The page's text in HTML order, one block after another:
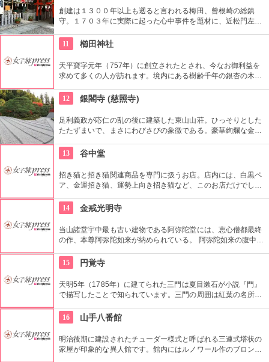
創建は１３００年以上も遡ると言われる梅田、曾根崎の総鎮
守。１７０３年に実際に起った心中事件を題材に、近松門左衛
インの「お初」に因んで「お初神社」と呼ばれるようになりま
した。その恋物語の強い絆にあやかり、現在では縁結びの神社
として親しまれています。
11 櫛田神社
天平寶字元年（757年）に創立されたとされ、今なお御利益を
求めて多くの人が訪れます。境内にある樹齢千年の銀杏の木は
ができます。
12 銀閣寺 (慈照寺)
足利義政が応仁の乱の後に建築した東山山荘。ひっそりとした
たたずまいで、まさにわびさびの象徴である。豪華絢爛な金閣
13
谷中堂
招き猫と招き猫関連商品を専門に扱うお店。店内には、白黒ペ
ア、金運招き猫、運勢上向き招き猫など、このお店だけでしか
ットの写真をモチーフにしてオリジナルの招き猫を作ってくれ
るサービスも！
14 金戒光明寺
当山諸堂宇中最も古い建物である阿弥陀堂には、恵心僧都最終
の作、本尊阿弥陀如来が納められている。 阿弥陀如来の腹中に
「おとめの如来」「ノミおさめ如来」と称されている。
15 円覚寺
天明5年（1785年）に建てられた三門は夏目漱石が小説『門』
で描写したことで知られています。三門の周囲は紅葉の名所と
見事なカエデの紅葉が見られます。
16 山手八番館
明治後期に建設されたチューダー様式と呼ばれる三連式塔状の
家屋が印象的な異人館です。館内にはルノワール作のブロンズ